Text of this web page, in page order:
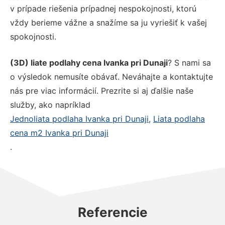
v prípade riešenia prípadnej nespokojnosti, ktorú
vždy berieme vážne a snažíme sa ju vyriešiť k vašej
spokojnosti.
(3D) liate podlahy cena Ivanka pri Dunaji? S nami sa
o výsledok nemusíte obávať. Neváhajte a kontaktujte
nás pre viac informácií. Prezrite si aj ďalšie naše
služby, ako napríklad
Jednoliata podlaha Ivanka pri Dunaji, Liata podlaha
cena m2 Ivanka pri Dunaji
.
Referencie